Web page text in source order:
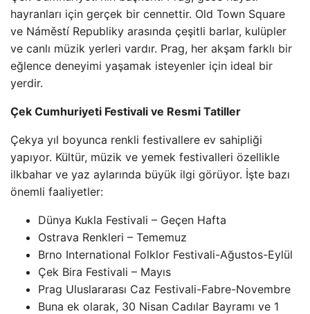
hayranları için gerçek bir cennettir. Old Town Square
ve Náměstí Republiky arasında çeşitli barlar, kulüpler
ve canlı müzik yerleri vardır. Prag, her akşam farklı bir
eğlence deneyimi yaşamak isteyenler için ideal bir
yerdir.
Çek Cumhuriyeti Festivali ve Resmi Tatiller
Çekya yıl boyunca renkli festivallere ev sahipliği
yapıyor. Kültür, müzik ve yemek festivalleri özellikle
ilkbahar ve yaz aylarında büyük ilgi görüyor. İşte bazı
önemli faaliyetler:
Dünya Kukla Festivali – Geçen Hafta
Ostrava Renkleri – Tememuz
Brno International Folklor Festivali-Ağustos-Eylül
Çek Bira Festivali – Mayıs
Prag Uluslararası Caz Festivali-Fabre-Novembre
Buna ek olarak, 30 Nisan Cadılar Bayramı ve 1